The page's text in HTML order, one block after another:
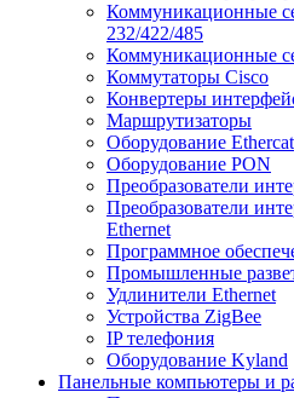
Коммуникационные
232/422/485
Коммуникационные
Коммутаторы Cisco
Конвертеры
Маршрутизаторы
Оборудование Ethercat
Оборудование PON
Преобразователи
Преобразователи
Ethernet
Программное
Промышленные
Удлинители Ethernet
Устройства ZigBee
IP телефония
Оборудование Kyland
Панельные компьютеры и